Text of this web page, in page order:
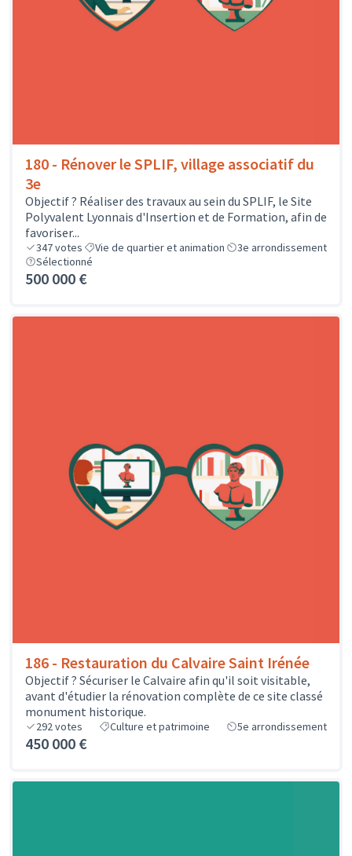
180 - Rénover le SPLIF, village associatif du
3e
Objectif ? Réaliser des travaux au sein du SPLIF, le Site
Polyvalent Lyonnais d'Insertion et de Formation, afin de
favoriser...
347votes Vie de quartier et animation
3e arrondissement
Sélectionné
500 000 €
186 - Restauration du Calvaire Saint Irénée
Objectif ? Sécuriser le Calvaire afin qu'il soit visitable,
avant d'étudier la rénovation complète de ce site classé
monument historique.
292votes Culture et patrimoine 5e arrondissement
450 000 €